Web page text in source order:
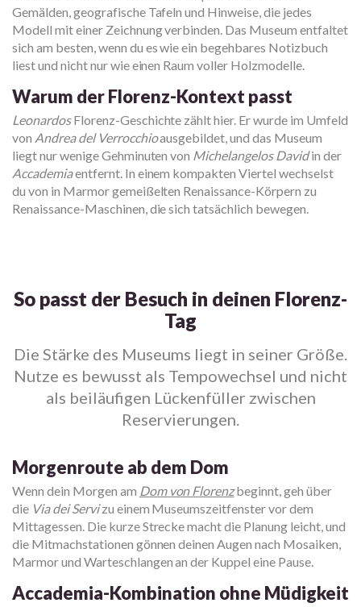
Gemälden, geografische Tafeln und Hinweise, die jedes
Modell mit einer Zeichnung verbinden. Das Museum entfaltet
sich am besten, wenn du es wie ein begehbares Notizbuch
liest und nicht nur wie einen Raum voller Holzmodelle.
Warum der Florenz-Kontext passt
LeonardosFlorenz-Geschichte zählt hier. Er wurde im Umfeld
von Andrea del Verrocchioausgebildet, und das Museum
liegt nur wenige Gehminuten von Michelangelos Davidin der
Accademiaentfernt. In einem kompakten Viertel wechselst
du von in Marmor gemeißelten Renaissance-Körpern zu
Renaissance-Maschinen, die sich tatsächlich bewegen.
So passt der Besuch in deinen Florenz-
Tag
Die Stärke des Museums liegt in seiner Größe.
Nutze es bewusst als Tempowechsel und nicht
als beiläufigen Lückenfüller zwischen
Reservierungen.
Morgenroute ab dem Dom
Wenn dein Morgen am Dom von Florenzbeginnt, geh über
die Via dei Servizu einem Museumszeitfenster vor dem
Mittagessen. Die kurze Strecke macht die Planung leicht, und
die Mitmachstationen gönnen deinen Augen nach Mosaiken,
Marmor und Warteschlangen an der Kuppel eine Pause.
Accademia-Kombination ohne Müdigkeit